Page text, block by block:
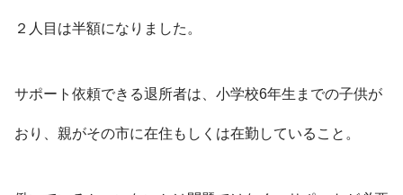
２人目は半額になりました。
サポート依頼できる退所者は、小学校6年生までの子供が
おり、親がその市に在住もしくは在勤していること。